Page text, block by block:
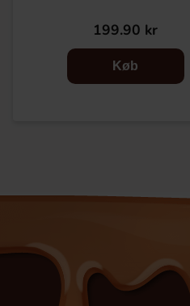
199.90 kr
Køb